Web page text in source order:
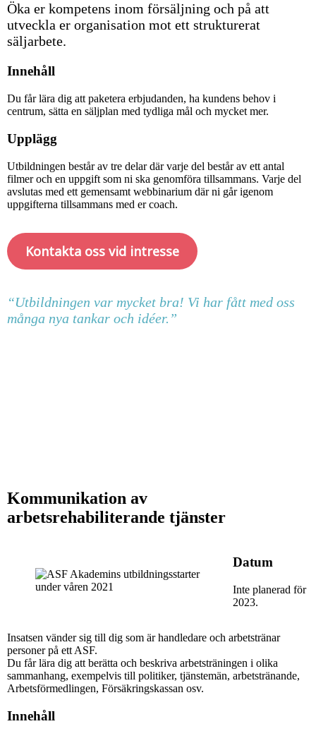
Öka er kompetens inom försäljning och på att
utveckla er organisation mot ett strukturerat
säljarbete.
Innehåll
Du får lära dig att paketera erbjudanden, ha kundens behov i
centrum, sätta en säljplan med tydliga mål och mycket mer.
Upplägg
Utbildningen består av tre delar där varje del består av ett antal
filmer och en uppgift som ni ska genomföra tillsammans. Varje del
avslutas med ett gemensamt webbinarium där ni går igenom
uppgifterna tillsammans med er coach.
Kontakta oss vid intresse
“Utbildningen var mycket bra! Vi har fått med oss
många nya tankar och idéer.”
Kommunikation av
arbetsrehabiliterande tjänster
Datum
Inte planerad för
2023.
Insatsen vänder sig till dig som är handledare och arbetstränar
personer på ett ASF.
Du får lära dig att berätta och beskriva arbetsträningen i olika
sammanhang, exempelvis till politiker, tjänstemän, arbetstränande,
Arbetsförmedlingen, Försäkringskassan osv.
Innehåll